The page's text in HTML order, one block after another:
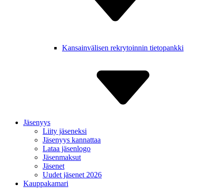
Kansain­välisen rekry­toinnin tietopankki
Jäsenyys
Liity jäseneksi
Jäsenyys kannattaa
Lataa jäsenlogo
Jäsenmaksut
Jäsenet
Uudet jäsenet 2026
Kauppakamari